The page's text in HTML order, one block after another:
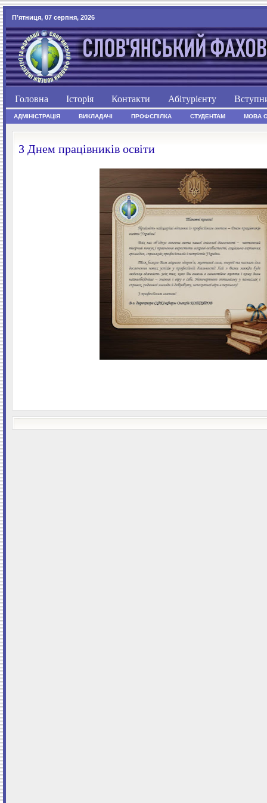
П’ятниця, 07 серпня, 2026
Головна Історія Контакти Абітурієнту
АДМІНІСТРАЦІЯ ВИКЛАДАЧІ ПРОФСПІЛКА СТУДЕНТАМ МОВА
З Днем працівників освіти